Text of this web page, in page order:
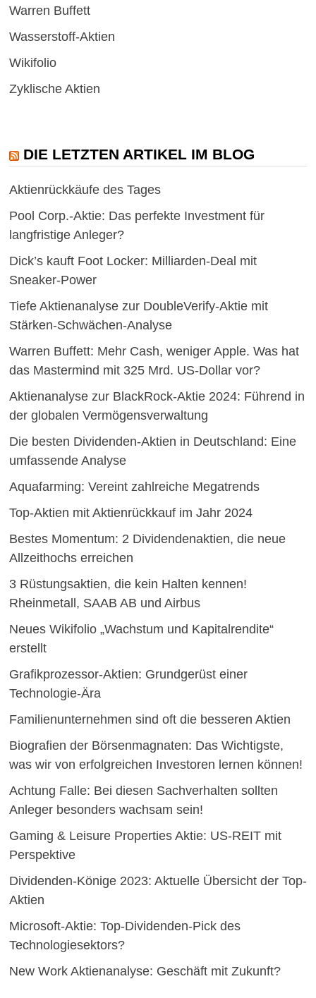
Warren Buffett
Wasserstoff-Aktien
Wikifolio
Zyklische Aktien
DIE LETZTEN ARTIKEL IM BLOG
Aktienrückkäufe des Tages
Pool Corp.-Aktie: Das perfekte Investment für
langfristige Anleger?
Dick’s kauft Foot Locker: Milliarden-Deal mit
Sneaker-Power
Tiefe Aktienanalyse zur DoubleVerify-Aktie mit
Stärken-Schwächen-Analyse
Warren Buffett: Mehr Cash, weniger Apple. Was hat
das Mastermind mit 325 Mrd. US-Dollar vor?
Aktienanalyse zur BlackRock-Aktie 2024: Führend in
der globalen Vermögensverwaltung
Die besten Dividenden-Aktien in Deutschland: Eine
umfassende Analyse
Aquafarming: Vereint zahlreiche Megatrends
Top-Aktien mit Aktienrückkauf im Jahr 2024
Bestes Momentum: 2 Dividendenaktien, die neue
Allzeithochs erreichen
3 Rüstungsaktien, die kein Halten kennen!
Rheinmetall, SAAB AB und Airbus
Neues Wikifolio „Wachstum und Kapitalrendite“
erstellt
Grafikprozessor-Aktien: Grundgerüst einer
Technologie-Ära
Familienunternehmen sind oft die besseren Aktien
Biografien der Börsenmagnaten: Das Wichtigste,
was wir von erfolgreichen Investoren lernen können!
Achtung Falle: Bei diesen Sachverhalten sollten
Anleger besonders wachsam sein!
Gaming & Leisure Properties Aktie: US-REIT mit
Perspektive
Dividenden-Könige 2023: Aktuelle Übersicht der Top-
Aktien
Microsoft-Aktie: Top-Dividenden-Pick des
Technologiesektors?
New Work Aktienanalyse: Geschäft mit Zukunft?